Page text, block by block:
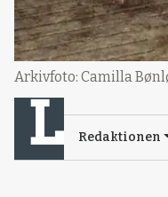
Arkivfoto: Camilla
Redaktionen